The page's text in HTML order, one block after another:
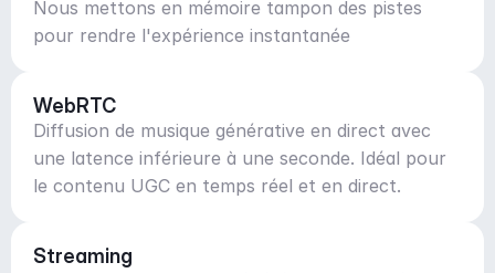
Nous mettons en mémoire tampon des pistes
pour rendre l'expérience instantanée
WebRTC
Diffusion de musique générative en direct avec
une latence inférieure à une seconde. Idéal pour
le contenu UGC en temps réel et en direct.
Streaming